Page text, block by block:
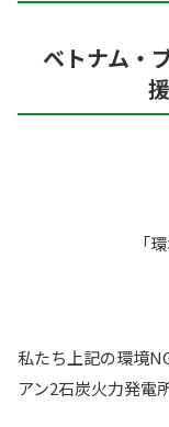
ベトナム・
「
私たち上記の環境
アン2石炭火力発電